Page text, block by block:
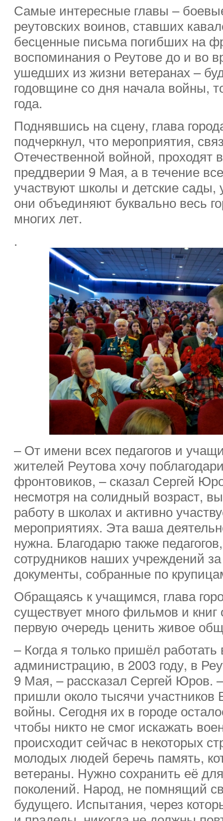
Самые интересные главы –
реутовских воинов, ставших
бесценные письма погибших на
воспоминания о Реутове до и во
ушедших из жизни ветеранах –
годовщине со дня начала войны,
года.
Поднявшись на сцену, глава
подчеркнул, что мероприятия,
Отечественной войной, проходят
преддверии 9 Мая, а в течение
участвуют школы и детские сады,
они объединяют буквально весь
многих лет.
.
– От имени всех педагогов и
жителей Реутова хочу
фронтовиков, – сказал Сергей
несмотря на солидный возраст,
работу в школах и активно
мероприятиях. Эта ваша
нужна. Благодарю также
сотрудников наших учреждений
документы, собранные по
Обращаясь к учащимся, глава
существует много фильмов и
первую очередь ценить живое
– Когда я только пришёл работать
администрацию, в 2003 году, в
9 Мая, – рассказал Сергей Юров.
пришли около тысячи участников
войны. Сегодня их в городе
чтобы никто не смог искажать
происходит сейчас в некоторых
молодых людей беречь память,
ветераны. Нужно сохранить её
поколений. Народ, не помнящий
будущего. Испытания, через